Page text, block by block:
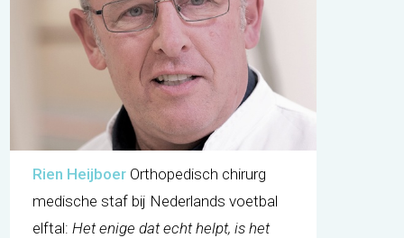
Rien Heijboer Orthopedisch chirurg
medische staf bij Nederlands voetbal
elftal:Het enige dat echt helpt, is het